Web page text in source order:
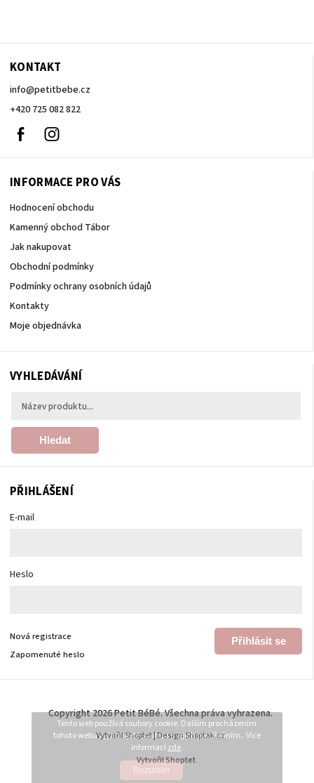
Tento web používá soubory cookie. Dalším procházením
tohoto webu vyjadřujete souhlas s jejich používáním.. Více
informacízde.
Rozumím
KONTAKT
info@petitbebe.cz
+420 725 082 822
Facebook
INFORMACE PRO VÁS
Hodnocení obchodu
Kamenný obchod Tábor
Jak nakupovat
Obchodní podmínky
Podmínky ochrany osobních údajů
Kontakty
Moje objednávka
VYHLEDÁVÁNÍ
Hledat
PŘIHLÁŠENÍ
E-mail
Heslo
Přihlásit se
Nová registrace
Zapomenuté heslo
Vytvořil Shoptet
Copyright 2026Petit BéBé. Všechna práva vyhrazena.
VytvořilShoptet| DesignShoptak.cz